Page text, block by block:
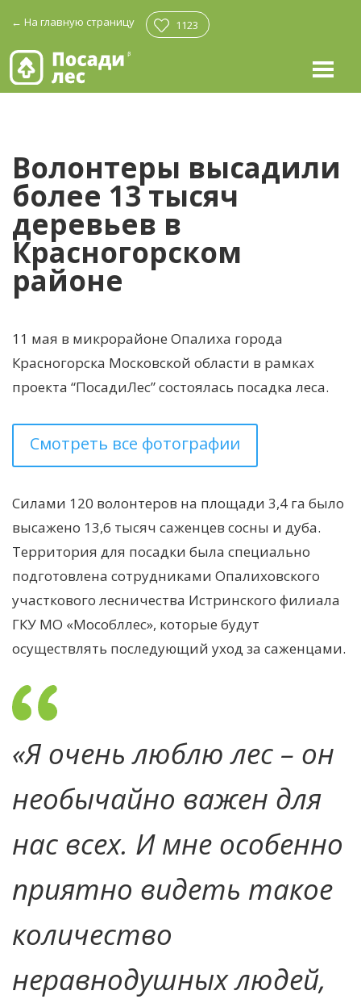
← На главную страницу 1123
Волонтеры высадили
более 13 тысяч
деревьев в
Красногорском
районе
11 мая в микрорайоне Опалиха города
Красногорска Московской области в рамках
проекта “ПосадиЛес” состоялась посадка леса.
Смотреть все фотографии
Силами 120 волонтеров на площади 3,4 га было
высажено 13,6 тысяч саженцев сосны и дуба.
Территория для посадки была специально
подготовлена сотрудниками Опалиховского
участкового лесничества Истринского филиала
ГКУ МО «Мособллес», которые будут
осуществлять последующий уход за саженцами.
«Я очень люблю лес – он
необычайно важен для
нас всех. И мне особенно
приятно видеть такое
количество
неравнодушных людей,